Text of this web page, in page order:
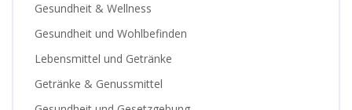
Gesundheit & Wellness
Gesundheit und Wohlbefinden
Lebensmittel und Getränke
Getränke & Genussmittel